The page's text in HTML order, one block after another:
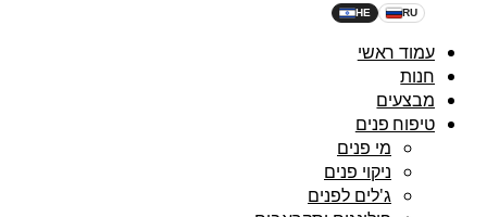
HE RU
עמוד ראשי
חנות
מבצעים
טיפוח פנים
מי פנים
ניקוי פנים
ג'לים לפנים